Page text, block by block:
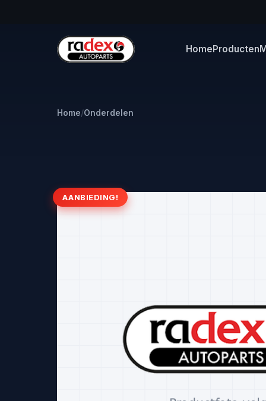
HomeProducten
Home/Onderdelen
AANBIEDING!